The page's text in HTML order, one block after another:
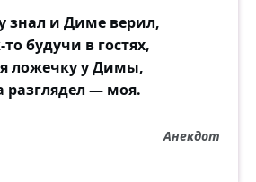
знал и Диме верил,
будучи в гостях,
ложечку у Димы,
разглядел — моя.
Анекдот